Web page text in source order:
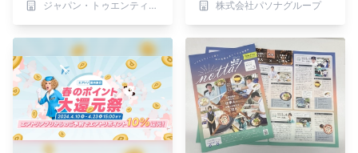
ジャパン・トゥエンティワン株式会社
株式会社パソナグループ